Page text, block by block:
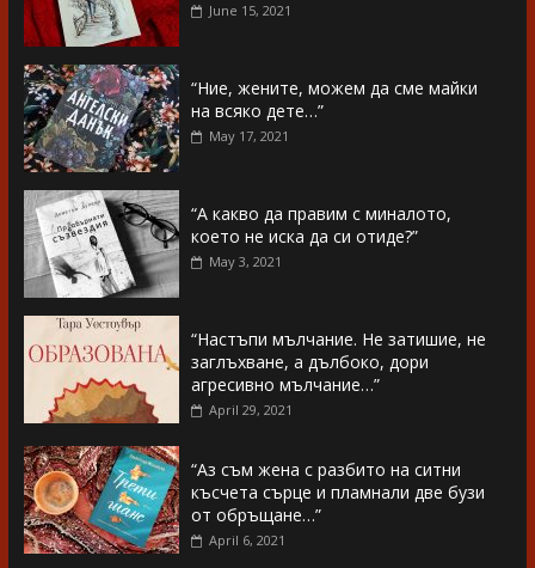
June 15, 2021
“Ние, жените, можем да сме майки
на всяко дете…”
May 17, 2021
“А какво да правим с миналото,
което не иска да си отиде?”
May 3, 2021
“Настъпи мълчание. Не затишие, не
заглъхване, а дълбоко, дори
агресивно мълчание…”
April 29, 2021
“Аз съм жена с разбито на ситни
късчета сърце и пламнали две бузи
от обръщане…”
April 6, 2021